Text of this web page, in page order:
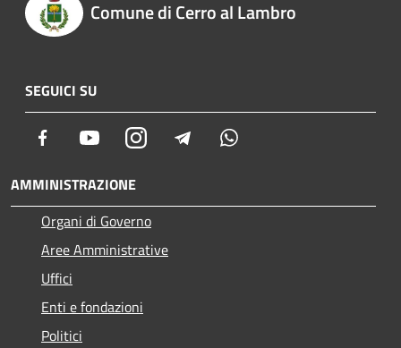
Comune di Cerro al Lambro
SEGUICI SU
Facebook YoutubeInstagram Telegram
AMMINISTRAZIONE
Organi di Governo
Aree Amministrative
Uffici
Enti e fondazioni
Politici